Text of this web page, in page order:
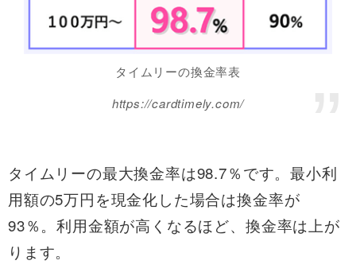
タイムリーの換金率表
https://cardtimely.com/
タイムリーの最大換金率は98.7％です。最小利
用額の5万円を現金化した場合は換金率が
93％。利用金額が高くなるほど、換金率は上が
ります。